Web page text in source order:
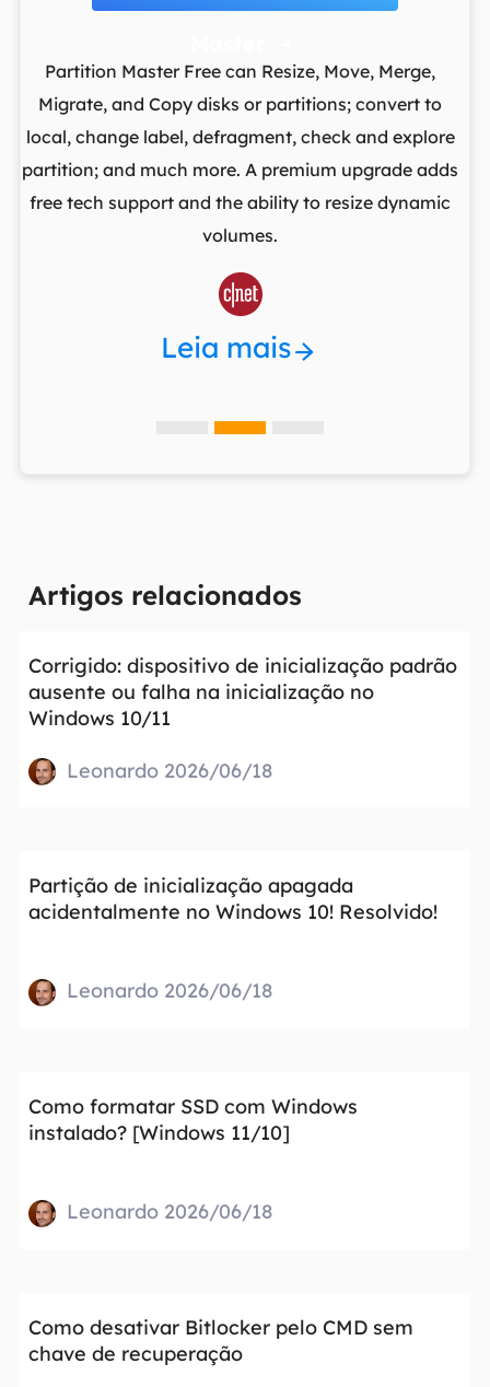
Partition Master Free can Resize, Move, Merge,
Migrate, and Copy disks or partitions; convert to
local, change label, defragment, check and explore
partition; and much more. A premium upgrade adds
free tech support and the ability to resize dynamic
volumes.

Leia mais
Artigos relacionados
Corrigido: dispositivo de inicialização padrão
ausente ou falha na inicialização no
Windows 10/11
Leonardo 2026/06/18
Partição de inicialização apagada
acidentalmente no Windows 10! Resolvido!
Leonardo 2026/06/18
Como formatar SSD com Windows
instalado? [Windows 11/10]
Leonardo 2026/06/18
Como desativar Bitlocker pelo CMD sem
chave de recuperação